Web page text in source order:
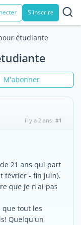
S'inscrire
étudiante
M'abonner
il y a 2 ans #1
21 ans qui part
février - fin juin).
que je n'ai pas
que tout les
Quelqu'un